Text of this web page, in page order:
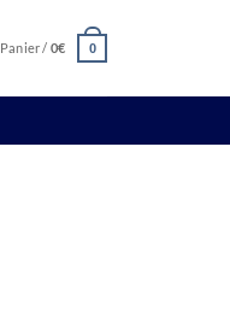
Panier / 0€ 0